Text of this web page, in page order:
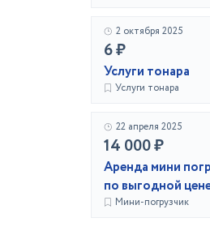
2 октября 2025
6 ₽
Услуги тонара
Услуги тонара
22 апреля 2025
14 000 ₽
Аренда мини
по выгодной
Мини-погрузчик